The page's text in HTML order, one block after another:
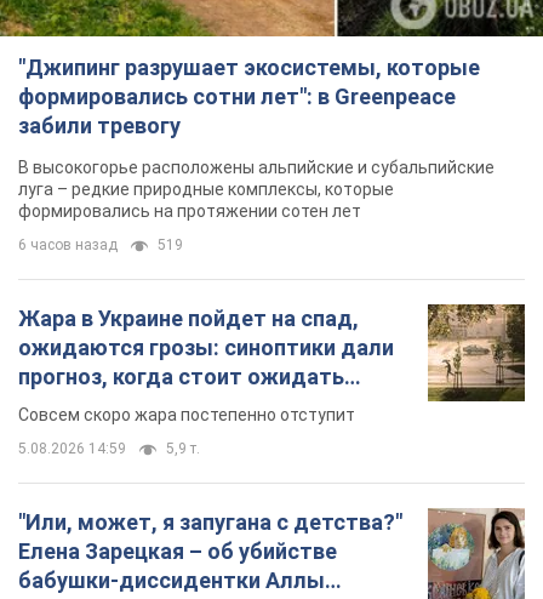
6 часов назад 519
Жара в Украине пойдет на спад,
ожидаются грозы: синоптики дали
прогноз, когда стоит ожидать
изменения погоды
Совсем скоро жара постепенно отступит
5.08.2026 14:59 5,9 т.
"Или, может, я запугана с детства?"
Елена Зарецкая – об убийстве
бабушки-диссидентки Аллы
Горской, критике сына Стуса и
бегстве в Португалию с пятью
детьми
OBOZ.UA встретился с внучкой художницы-